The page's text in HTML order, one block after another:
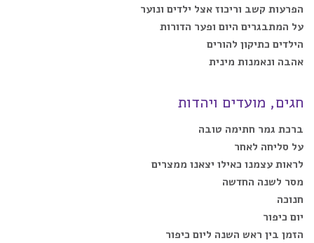
הפרעות קשב וריכוז אצל ילדים ונוער
על המתבגרים היום ופער הדורות
הילדים כתיקון להורים
אהבה ונאמנות מינית
חגים, מועדים ויהדות
ברכת גמר חתימה טובה
על סליחה לאחר
לראות עצמנו כאילו יצאנו ממצרים
מסר לשנה החדשה
חנוכה
יום כיפור
הזמן בין ראש השנה ליום כיפור